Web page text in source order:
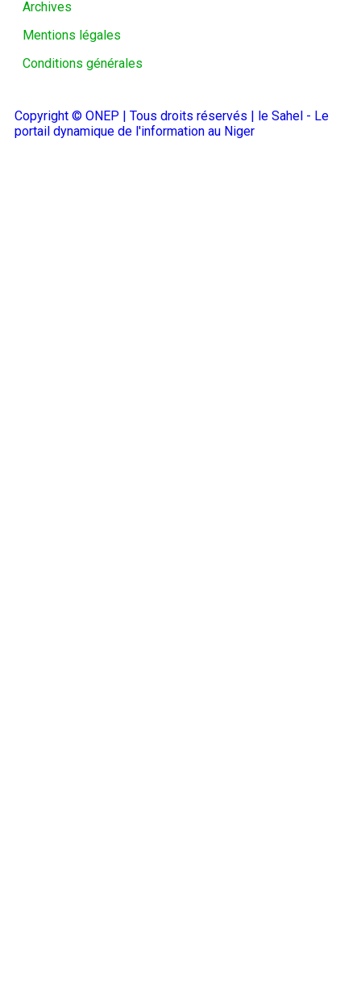
Archives
Mentions légales
Conditions générales
Copyright © ONEP | Tous droits réservés | le Sahel - Le
portail dynamique de l'information au Niger